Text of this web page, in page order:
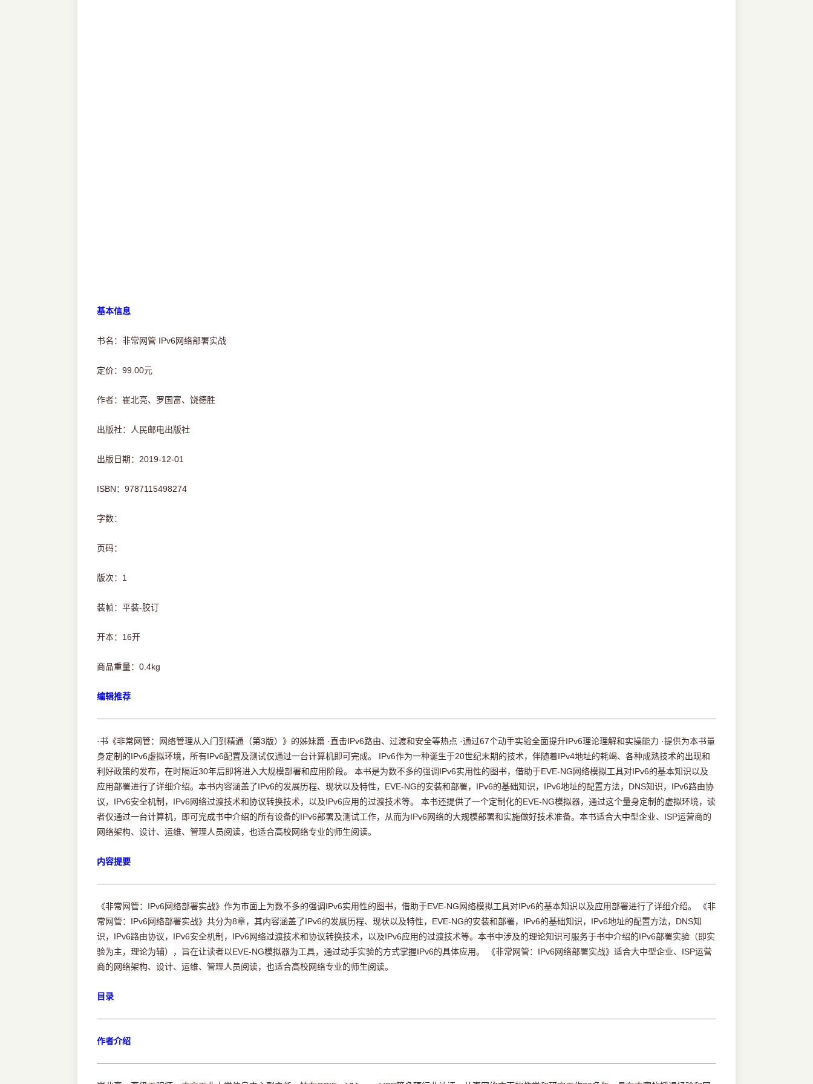
基本信息
书名：非常网管 IPv6网络部署实战
定价：99.00元
作者：崔北亮、罗国富、饶德胜
出版社：人民邮电出版社
出版日期：2019-12-01
ISBN：9787115498274
字数：
页码：
版次：1
装帧：平装-胶订
开本：16开
商品重量：0.4kg
编辑推荐
·书《非常网管：网络管理从入门到精通（第3版）》的姊妹篇 ·直击IPv6路由、过渡和安全等热点 ·通过67个动手实验全面提升IPv6理论理解和实操能力 ·提供为本书量
身定制的IPv6虚拟环境，所有IPv6配置及测试仅通过一台计算机即可完成。 IPv6作为一种诞生于20世纪末期的技术，伴随着IPv4地址的耗竭、各种成熟技术的出现和
利好政策的发布，在时隔近30年后即将进入大规模部署和应用阶段。 本书是为数不多的强调IPv6实用性的图书，借助于EVE-NG网络模拟工具对IPv6的基本知识以及
应用部署进行了详细介绍。本书内容涵盖了IPv6的发展历程、现状以及特性，EVE-NG的安装和部署，IPv6的基础知识，IPv6地址的配置方法，DNS知识，IPv6路由协
议，IPv6安全机制，IPv6网络过渡技术和协议转换技术，以及IPv6应用的过渡技术等。 本书还提供了一个定制化的EVE-NG模拟器，通过这个量身定制的虚拟环境，读
者仅通过一台计算机，即可完成书中介绍的所有设备的IPv6部署及测试工作，从而为IPv6网络的大规模部署和实施做好技术准备。本书适合大中型企业、ISP运营商的
网络架构、设计、运维、管理人员阅读，也适合高校网络专业的师生阅读。
内容提要
《非常网管：IPv6网络部署实战》作为市面上为数不多的强调IPv6实用性的图书，借助于EVE-NG网络模拟工具对IPv6的基本知识以及应用部署进行了详细介绍。 《非
常网管：IPv6网络部署实战》共分为8章，其内容涵盖了IPv6的发展历程、现状以及特性，EVE-NG的安装和部署，IPv6的基础知识，IPv6地址的配置方法，DNS知
识，IPv6路由协议，IPv6安全机制，IPv6网络过渡技术和协议转换技术，以及IPv6应用的过渡技术等。本书中涉及的理论知识可服务于书中介绍的IPv6部署实验（即实
验为主，理论为辅），旨在让读者以EVE-NG模拟器为工具，通过动手实验的方式掌握IPv6的具体应用。 《非常网管：IPv6网络部署实战》适合大中型企业、ISP运营
商的网络架构、设计、运维、管理人员阅读，也适合高校网络专业的师生阅读。
目录
作者介绍